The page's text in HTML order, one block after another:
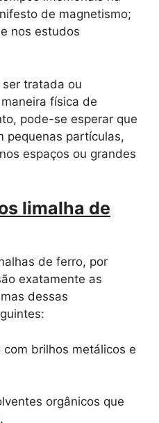
de magnetismo;
nos estudos
tratada ou
física de
pode-se esperar que
pequenas partículas,
espaços ou grandes
limalha de
de ferro, por
exatamente as
dessas
brilhos metálicos e
orgânicos que